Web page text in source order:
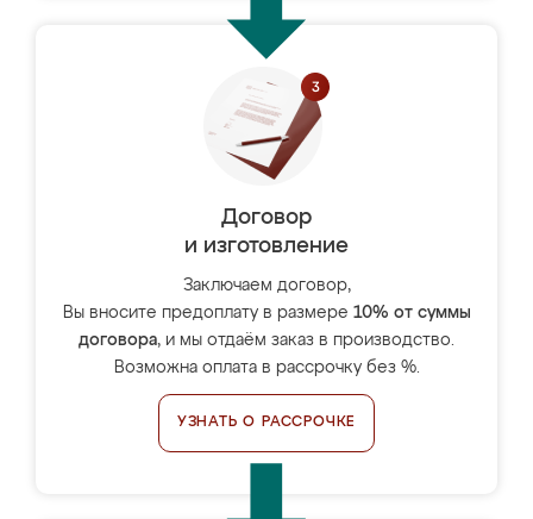
Договор
и изготовление
Заключаем договор,
Вы вносите предоплату в размере 10% от суммы
договора, и мы отдаём заказ в производство.
Возможна оплата в рассрочку без %.
УЗНАТЬ О РАССРОЧКЕ